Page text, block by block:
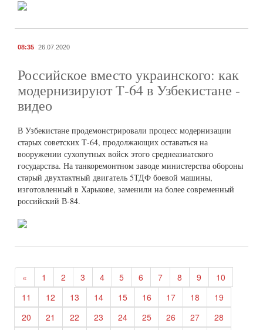
08:35 26.07.2020
Российское вместо украинского: как
модернизируют Т-64 в Узбекистане -
видео
В Узбекистане продемонстрировали процесс модернизации
старых советских Т-64, продолжающих оставаться на
вооружении сухопутных войск этого среднеазиатского
государства. На танкоремонтном заводе министерства обороны
старый двухтактный двигатель 5ТДФ боевой машины,
изготовленный в Харькове, заменили на более современный
российский В-84.
« 1 2 3 4 5 6 7 8 9
10
11
12 13 14 15 16 17 18
19
20
21 22 23 24 25 26 27
28